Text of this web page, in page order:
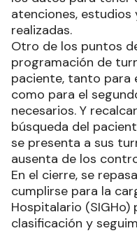
atenciones,
realizadas.
Otro de los puntos
programación de
paciente, tanto para
como para el
necesarios. Y
búsqueda del
se presenta a sus
ausenta de los
En el cierre, se
cumplirse para la
Hospitalario
clasificación y